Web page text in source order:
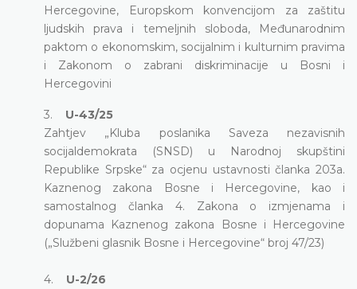
Hercegovine, Europskom konvencijom za zaštitu
ljudskih prava i temeljnih sloboda, Međunarodnim
paktom o ekonomskim, socijalnim i kulturnim pravima
i Zakonom o zabrani diskriminacije u Bosni i
Hercegovini
3. U-43/25
Zahtjev „Kluba poslanika Saveza nezavisnih
socijaldemokrata (SNSD) u Narodnoj skupštini
Republike Srpske“ za ocjenu ustavnosti članka 203a.
Kaznenog zakona Bosne i Hercegovine, kao i
samostalnog članka 4. Zakona o izmjenama i
dopunama Kaznenog zakona Bosne i Hercegovine
(„Službeni glasnik Bosne i Hercegovine“ broj 47/23)
4. U-2/26